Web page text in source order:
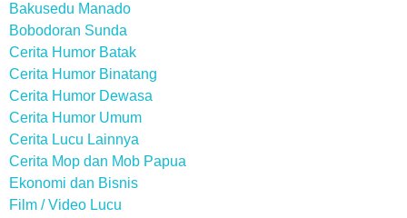
Bakusedu Manado
Bobodoran Sunda
Cerita Humor Batak
Cerita Humor Binatang
Cerita Humor Dewasa
Cerita Humor Umum
Cerita Lucu Lainnya
Cerita Mop dan Mob Papua
Ekonomi dan Bisnis
Film / Video Lucu